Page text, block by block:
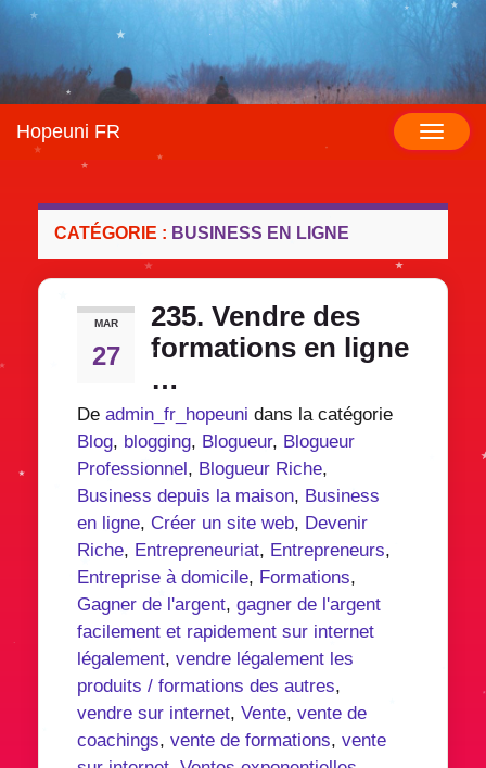
Toggle
Hopeuni FR
CATÉGORIE : BUSINESS EN LIGNE
MAR
27
235. Vendre des
formations en ligne
…
De admin_fr_hopeuni dans la catégorie
Blog, blogging, Blogueur, Blogueur
Professionnel, Blogueur Riche,
Business depuis la maison, Business
en ligne, Créer un site web, Devenir
Riche, Entrepreneuriat, Entrepreneurs,
Entreprise à domicile, Formations,
Gagner de l'argent, gagner de l'argent
facilement et rapidement sur internet
légalement, vendre légalement les
produits / formations des autres,
vendre sur internet, Vente, vente de
coachings, vente de formations, vente